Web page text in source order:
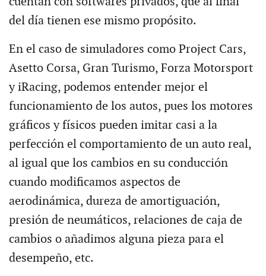
del día tienen ese mismo propósito.
En el caso de simuladores como Project Cars,
Asetto Corsa, Gran Turismo, Forza Motorsport
y iRacing, podemos entender mejor el
funcionamiento de los autos, pues los motores
gráficos y físicos pueden imitar casi a la
perfección el comportamiento de un auto real,
al igual que los cambios en su conducción
cuando modificamos aspectos de
aerodinámica, dureza de amortiguación,
presión de neumáticos, relaciones de caja de
cambios o añadimos alguna pieza para el
desempeño, etc.